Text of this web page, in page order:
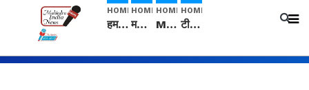
HOME
हम सनातनी..." सांसद kangana Ranaut से क्या बोली लड़की? Viral Jantar-Mantar | CJP protest
HOME
मनीषा हत्याकांड: हत्या, आत्महत्या या कोई बड़ा राज? | Full Story | Josh Haryana
HOME
Mangalsutra: हिंदू धर्म में शादी के बाद मंगलसूत्र क्यों पहनती है महिलाएं, किसने शुरु की ये परंपरा
HOME
टीम बीकेई ने एग्रीकल्चर ग्रेड की यूरिया खाद गट्टों में बदलकर टेक्निकल ग्रेड में बेचने वालों पर करवाई कार्रवाई: लखविंदर सिंह औलख